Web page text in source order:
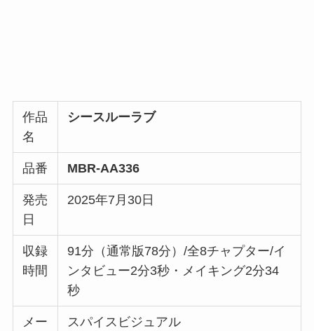
作品
名
シースルーラブ
品番 MBR-AA336
発売
日
2025年7月30日
収録
時間
91分（通常版78分）/全8チャプター/イ
ンタビュー2分3秒・メイキング2分34
秒
メー
スパイスビジュアル